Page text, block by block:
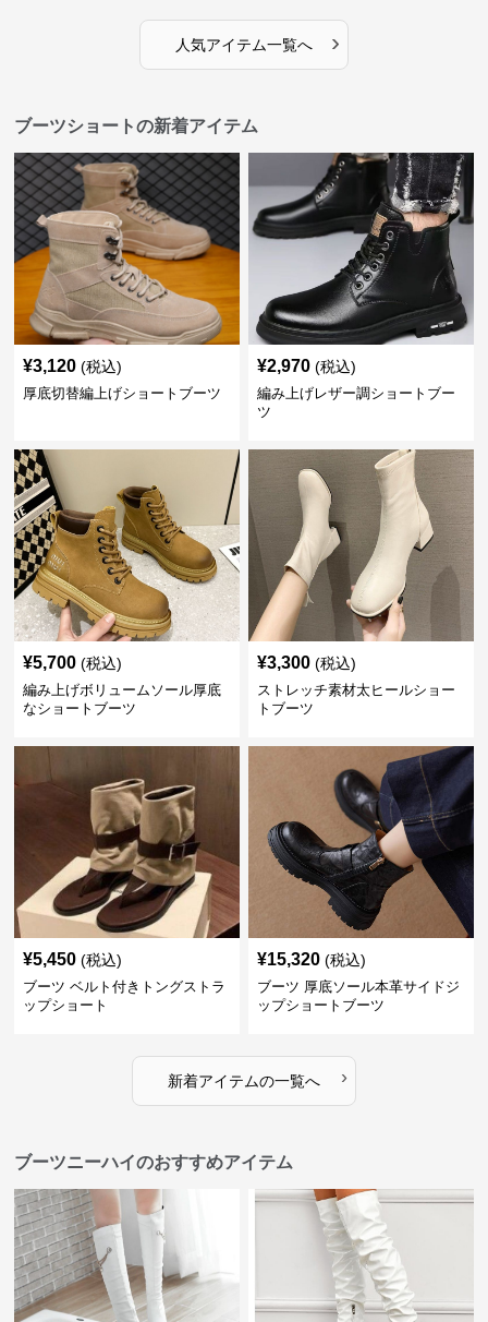
人気アイテム一覧へ ›
ブーツショートの新着アイテム
¥3,120 (税込)
厚底切替編上げショートブーツ
¥2,970 (税込)
編み上げレザー調ショートブー
ツ
¥5,700 (税込)
編み上げボリュームソール厚底
なショートブーツ
¥3,300 (税込)
ストレッチ素材太ヒールショー
トブーツ
¥5,450 (税込)
ブーツ ベルト付きトングストラ
ップショート
¥15,320 (税込)
ブーツ 厚底ソール本革サイドジ
ップショートブーツ
新着アイテムの一覧へ ›
ブーツニーハイのおすすめアイテム